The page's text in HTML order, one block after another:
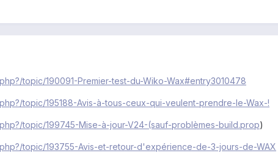
topic/190091-Premier-test-du-Wiko-Wax#entry3010478
topic/195188-Avis-à-tous-ceux-qui-veulent-prendre-le-Wax-!
topic/199745-Mise-à-jour-V24-(sauf-problèmes-build.prop)
topic/193755-Avis-et-retour-d'expérience-de-3-jours-de-WAX